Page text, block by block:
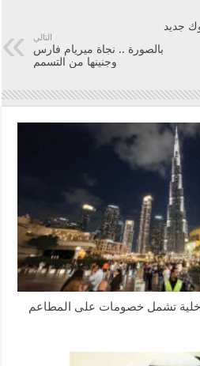
جديد
التالي
بالصورة .. نجاة ميريام فارس
وجنينها من التسمم
تشمل خصومات على المطاعم